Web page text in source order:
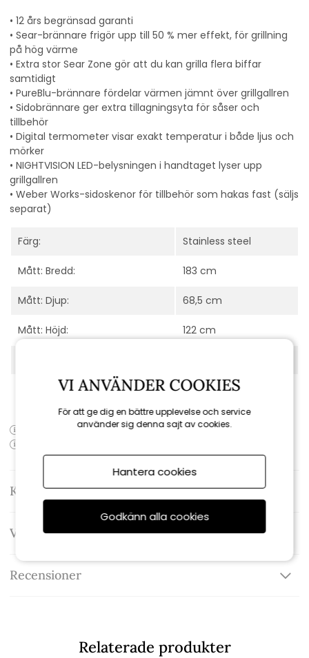
• 12 års begränsad garanti
• Sear-brännare frigör upp till 50 % mer effekt, för grillning
på hög värme
• Extra stor Sear Zone gör att du kan grilla flera biffar
samtidigt
• PureBlu-brännare fördelar värmen jämnt över grillgallren
• Sidobrännare ger extra tillagningsyta för såser och
tillbehör
• Digital termometer visar exakt temperatur i både ljus och
mörker
• NIGHTVISION LED-belysningen i handtaget lyser upp
grillgallren
• Weber Works-sidoskenor för tillbehör som hakas fast (säljs
separat)
Färg: Stainless steel
Mått: Bredd: 183 cm
Mått: Djup: 68,5 cm
Mått: Höjd: 122 cm
Uppställd i butik: Ja
Produktens artikelnummer:1501169
Kontakta oss
Varumärke: Weber
Recensioner
Relaterade produkter
VI ANVÄNDER COOKIES
För att ge dig en bättre upplevelse och service
använder sig denna sajt av cookies.
Hantera cookies
Godkänn alla cookies